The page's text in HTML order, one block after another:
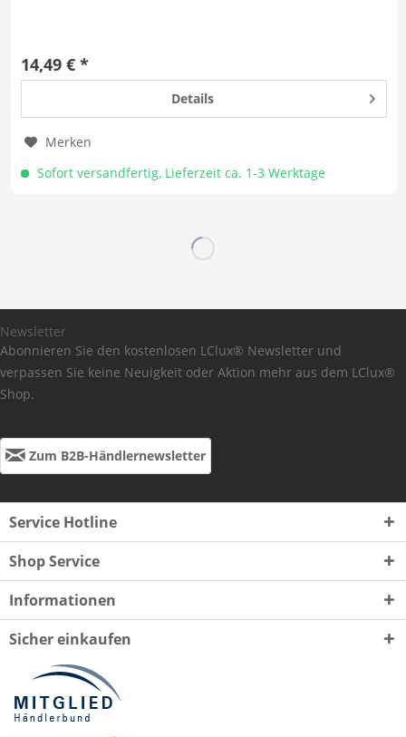
14,49 € *
Details
Merken
Sofort versandfertig, Lieferzeit ca. 1-3 Werktage
Newsletter
Abonnieren Sie den kostenlosen LClux® Newsletter und
verpassen Sie keine Neuigkeit oder Aktion mehr aus dem LClux®
Shop.
Zum B2B-Händlernewsletter
Service Hotline
Shop Service
Informationen
Sicher einkaufen